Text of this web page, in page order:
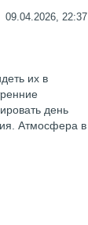
09.04.2026, 22:37
их в
день
Атмосфера в